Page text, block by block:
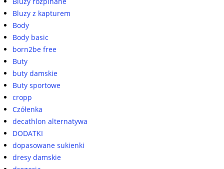
Bluzy z kapturem
Body
Body basic
born2be free
Buty
buty damskie
Buty sportowe
cropp
Czółenka
decathlon alternatywa
DODATKI
dopasowane sukienki
dresy damskie